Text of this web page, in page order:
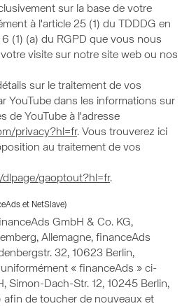
sur la base de votre
à l'article 25 (1) du TDDDG en
(1) (a) du RGPD que vous nous
visite sur notre site web ou nos
sur le traitement de vos
YouTube dans les informations sur
de YouTube à l'adresse
privacy?hl=fr. Vous trouverez ici
au traitement de vos
gaoptout?hl=fr.
et NetSlave)
GmbH & Co. KG,
Allemagne, financeAds
32, 10623 Berlin,
« financeAds » ci-
Simon-Dach-Str. 12, 10245 Berlin,
afin de toucher de nouveaux et